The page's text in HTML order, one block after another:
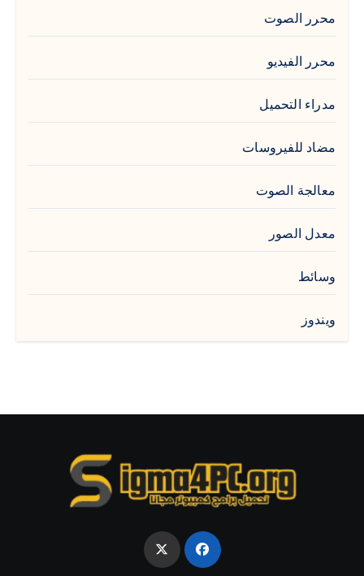
محرر الصوت
محرر الفيديو
مدراء التحميل
مضاد للفيروسات
معالجة الصوت
معدل الصور
وسائط
ويندوز